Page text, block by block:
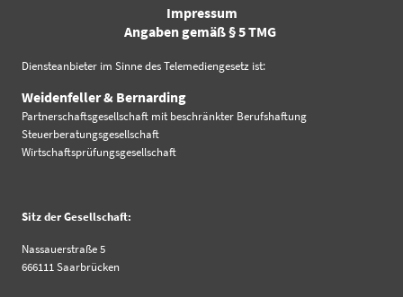
Impressum
Angaben gemäß § 5 TMG
Diensteanbieter im Sinne des Telemediengesetz ist:
Weidenfeller & Bernarding
Partnerschaftsgesellschaft mit beschränkter Berufshaftung
Steuerberatungsgesellschaft
Wirtschaftsprüfungsgesellschaft
Sitz der Gesellschaft:
Nassauerstraße 5
666111 Saarbrücken